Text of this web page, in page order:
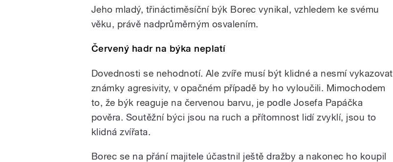
Jeho mladý, třináctiměsíční býk Borec vynikal, vzhledem ke svému
věku, právě nadprůměrným osvalením.
Červený hadr na býka neplatí
Dovednosti se nehodnotí. Ale zvíře musí být klidné a nesmí vykazovat
známky agresivity, v opačném případě by ho vyloučili. Mimochodem
to, že býk reaguje na červenou barvu, je podle Josefa Papáčka
pověra. Soutěžní býci jsou na ruch a přítomnost lidí zvyklí, jsou to
klidná zvířata.
Borec se na přání majitele účastnil ještě dražby a nakonec ho koupil